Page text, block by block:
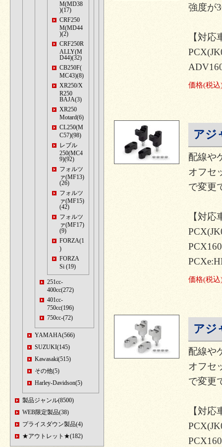
M(MD38
)(17)
CRF250
M(MD44
)(2)
CRF250R
ALLY(M
D44)(32)
CB250F(
MC43)(8)
XR250/X
R250
BAJA(3)
XR250
Motard(6)
CL250(M
C57)(98)
レブル
250(MC4
9)(92)
フォルツ
ァ(MF13)
(26)
フォルツ
ァ(MF15)
(42)
フォルツ
ァ(MF17)
(9)
FORZA(1
)
FORZA
Si (19)
251cc-
400cc(272)
401cc-
750cc(196)
750cc-(72)
YAMAHA(566)
SUZUKI(145)
Kawasaki(515)
その他(5)
Harley-Davidson(5)
製品ジャンル(8500)
WEB限定製品(38)
プライスダウン製品(4)
★アウトレット★(182)
強度が
【対応
価格(税込
アジ
配線や
オフセ
で変更
【対応
価格(税込
アジ
配線や
オフセ
で変更
【対応